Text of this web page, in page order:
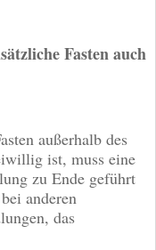
Fasten auch
außerhalb des
ist, muss eine
zu Ende geführt
anderen
das